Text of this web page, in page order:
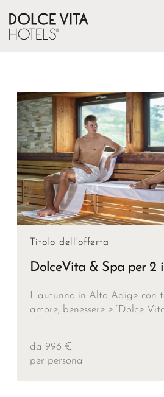
Titolo dell'offerta
DolceVita & Spa per 2
L’autunno in Alto Adige con
amore, benessere e “Dolce
da 996 €
per persona